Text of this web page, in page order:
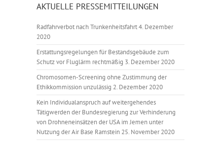
AKTUELLE PRESSEMITTEILUNGEN
Radfahrverbot nach Trunkenheitsfahrt4. Dezember
2020
Erstattungsregelungen für Bestandsgebäude zum
Schutz vor Fluglärm rechtmäßig 3. Dezember 2020
Chromosomen-Screening ohne Zustimmung der
Ethikkommission unzulässig 2. Dezember 2020
Kein Individualanspruch auf weitergehendes
Tätigwerden der Bundesregierung zur Verhinderung
von Drohneneinsätzen der USA im Jemen unter
Nutzung der Air Base Ramstein 25. November 2020